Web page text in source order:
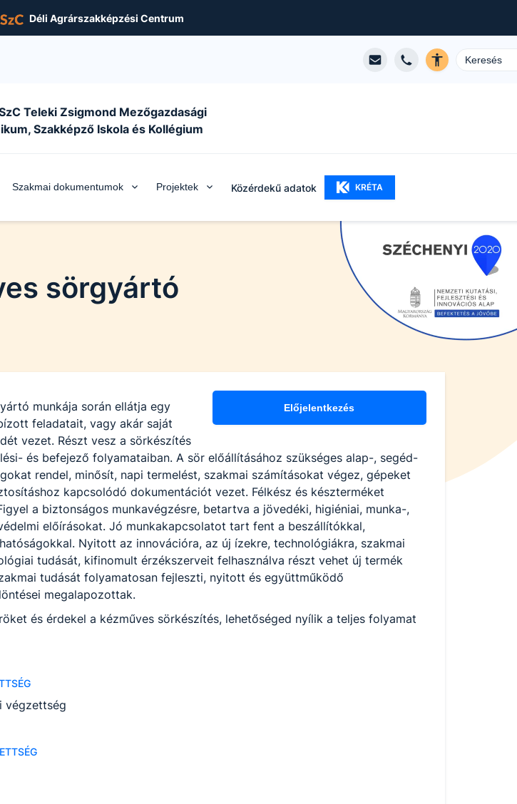
Déli Agrárszakképzési Centrum
Teleki Zsigmond Mezőgazdasági
Szakképző Iskola és Kollégium
Szakmai dokumentumok Projektek Közérdekű adatok KRÉTA
sörgyártó
Előjelentkezés
munkája során ellátja egy
feladatait, vagy akár saját
vezet. Részt vesz a sörkészítés
és befejező folyamataiban. A sör előállításához szükséges alap-, segéd-
rendel, minősít, napi termelést, szakmai számításokat végez, gépeket
kapcsolódó dokumentációt vezet. Félkész és készterméket
a biztonságos munkavégzésre, betartva a jövedéki, higiéniai, munka-,
előírásokat. Jó munkakapcsolatot tart fent a beszállítókkal,
Nyitott az innovációra, az új ízekre, technológiákra, szakmai
tudását, kifinomult érzékszerveit felhasználva részt vehet új termék
tudását folyamatosan fejleszti, nyitott és együttműködő
megalapozottak.
és érdekel a kézműves sörkészítés, lehetőséged nyílik a teljes folyamat
végzettség